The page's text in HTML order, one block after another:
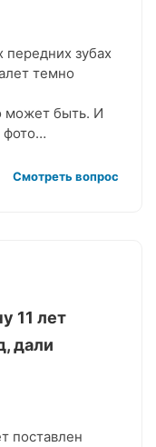
передних зубах
темно
может быть. И
фото…
Смотреть вопрос
11 лет
дали
поставлен